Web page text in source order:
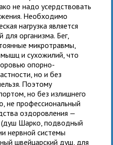
не надо усердствовать
Необходимо
нагрузка является
организма. Бег,
микротравмы,
и сухожилий, что
опорно-
но и без
Поэтому
но без излишнего
не профессиональный
оздоровления —
(душ Шарко, подводный
нервной системы
швейцарский душ, для